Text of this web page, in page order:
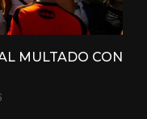
MULTADO CON